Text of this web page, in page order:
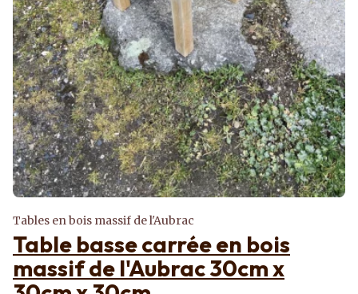
Tables en bois massif de l'Aubrac
Table basse carrée en bois
massif de l'Aubrac 30cm x